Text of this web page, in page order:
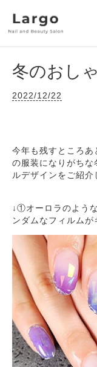
冬のおし
2022/12/22
今年も残すところあ
の服装になりがちな
ルデザインをご紹
↓①オーロラのよう
ンダムなフィルム